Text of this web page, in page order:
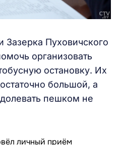
Зазерка Пуховичского
организовать
остановку. Их
большой, а
пешком не